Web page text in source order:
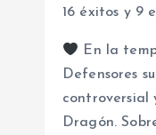
16 éxitos y 9
En la
Defensores
controversial
Dragón.